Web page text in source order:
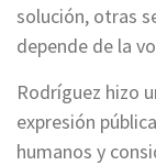
solución, otras
depende de la
Rodríguez hizo
expresión
humanos y